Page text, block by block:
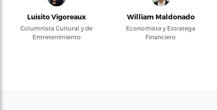
Luisito Vigoreaux
Columnista Cultural y de
Entretenimiento
William Maldonado
Economista y Estratega
Financiero